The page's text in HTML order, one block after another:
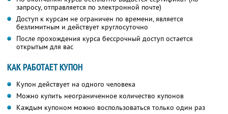
запросу, отправляется по электронной почте)
Доступ к курсам не ограничен по времени, является
безлимитным и действует круглосуточно
После прохождения курса бессрочный доступ остается
открытым для вас
КАК РАБОТАЕТ КУПОН
Купон действует на одного человека
Можно купить неограниченное количество купонов
Каждым купоном можно воспользоваться только один раз